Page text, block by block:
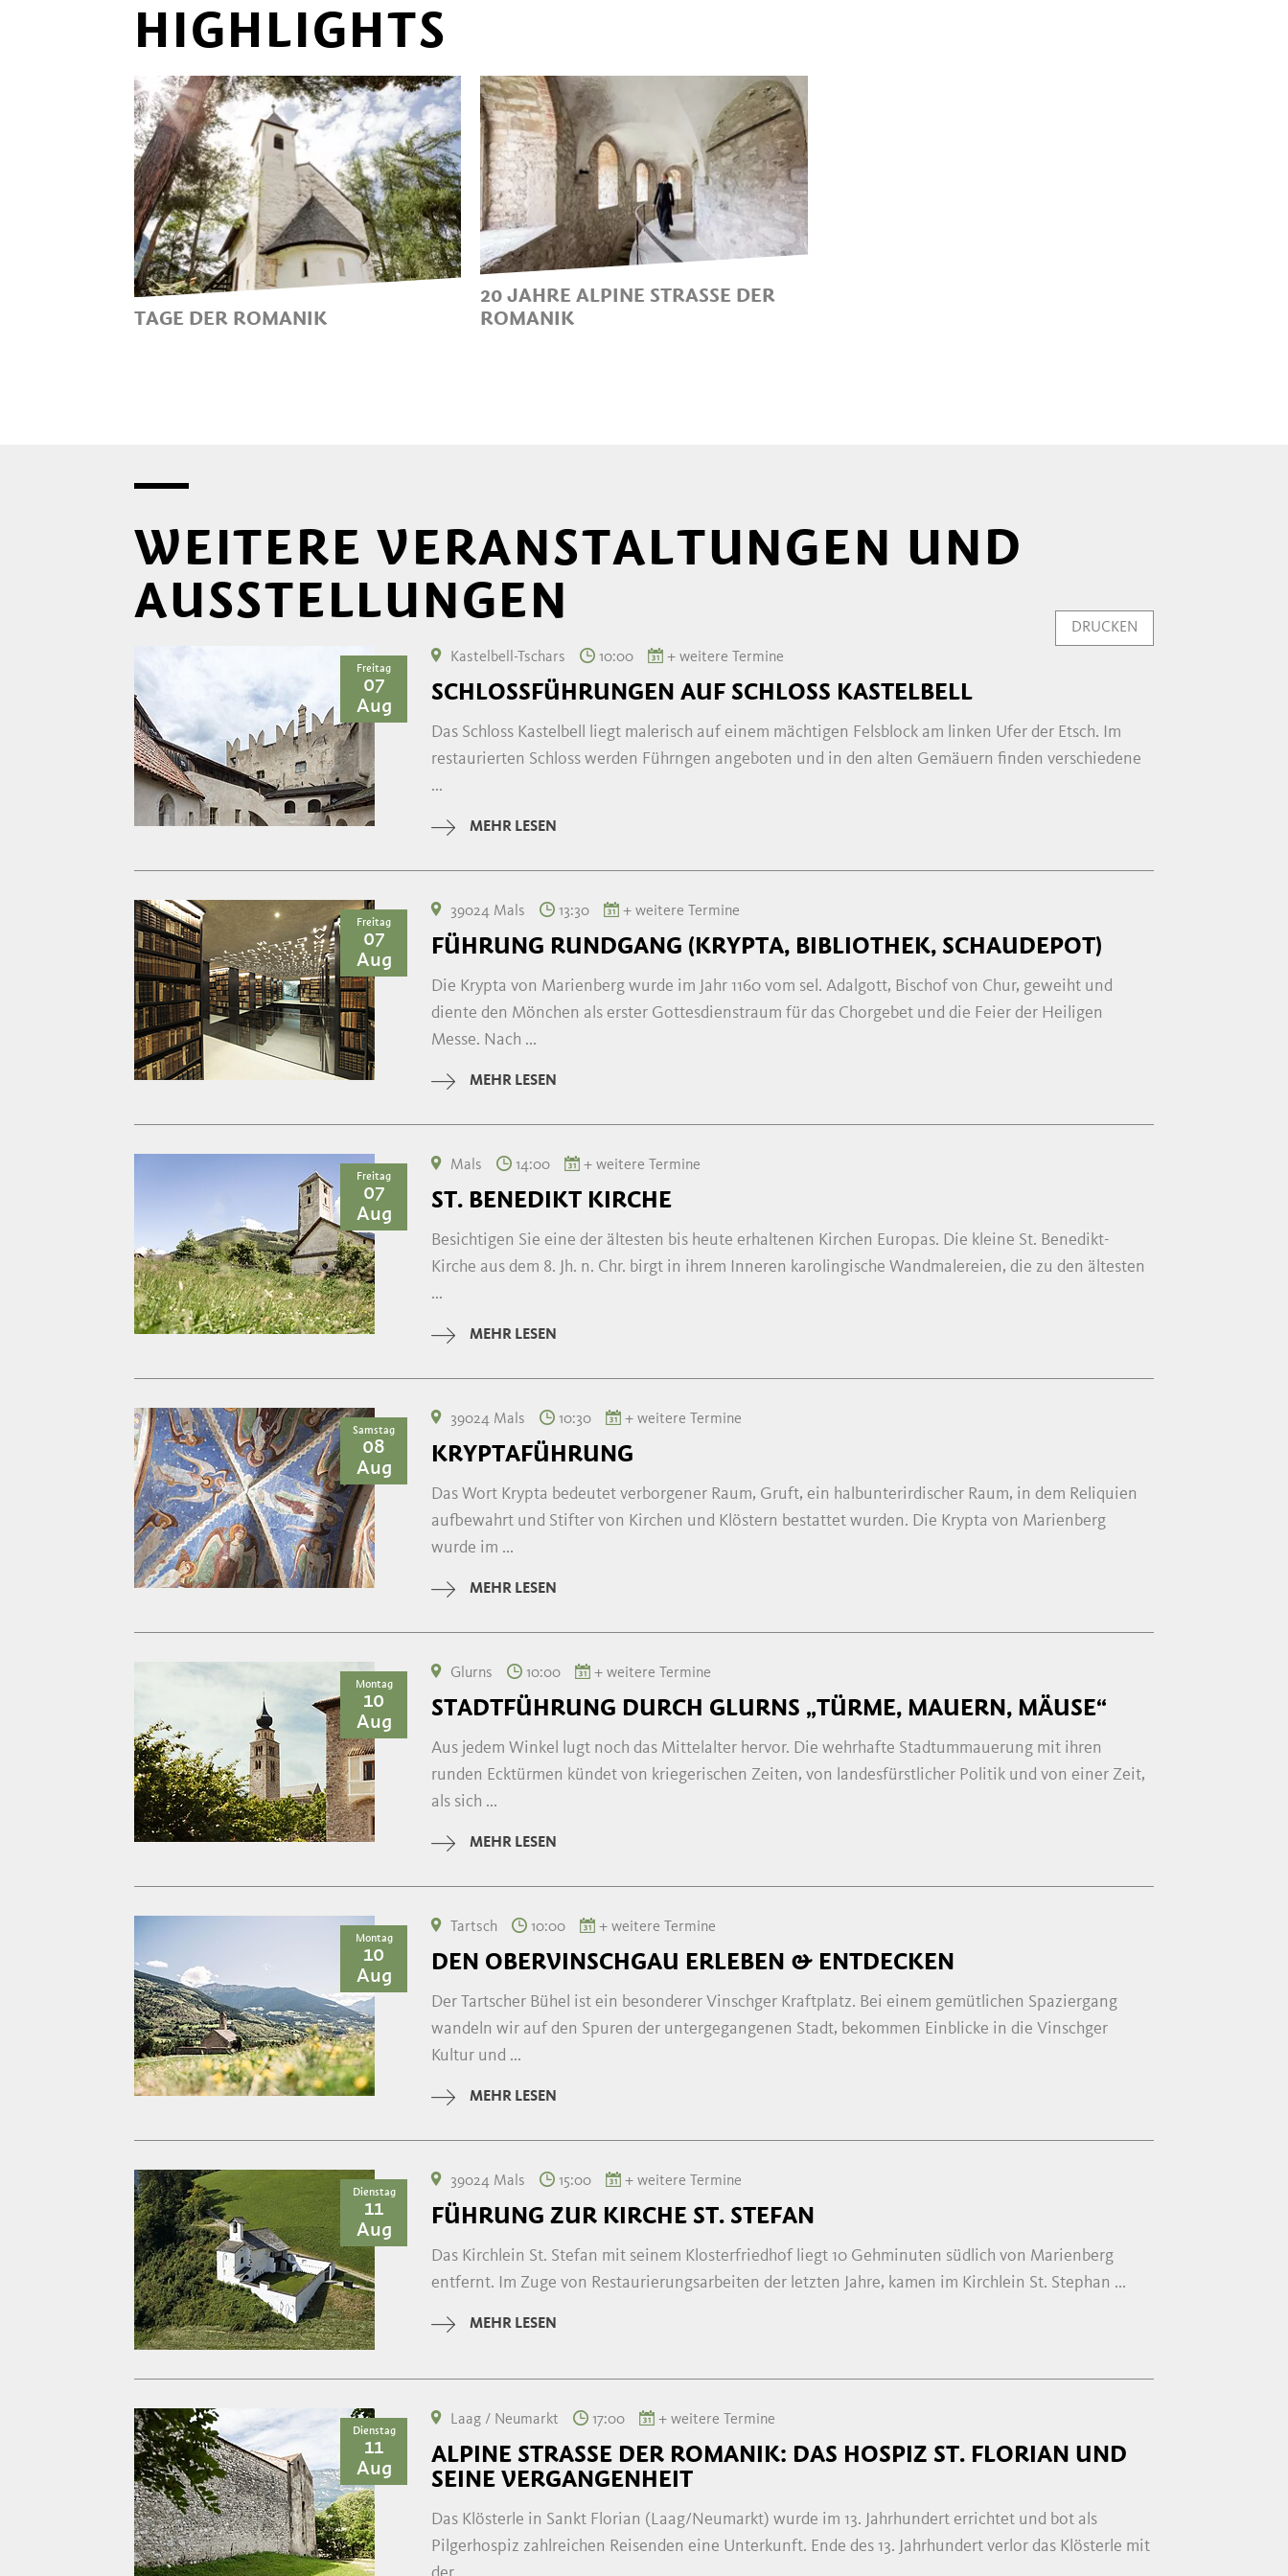
HIGHLIGHTS
TAGE DER ROMANIK
20 JAHRE ALPINE STRASSE DER R
OMANIK
WEITERE VERANSTALTUNGEN UND
AUSSTELLUNGEN
DRUCKEN
Freitag
07
Aug
Kastelbell-Tschars 10:00 + weitere Termine
SCHLOSSFÜHRUNGEN AUF SCHLOSS KASTELBELL
Das Schloss Kastelbell liegt malerisch auf einem mächtigen Felsblock am linken Ufer der Etsch. Im
restaurierten Schloss werden Führngen angeboten und in den alten Gemäuern finden verschiedene
...
MEHR LESEN
Freitag
07
Aug
39024 Mals 13:30 + weitere Termine
FÜHRUNG RUNDGANG (KRYPTA, BIBLIOTHEK, SCHAUDEPOT)
Die Krypta von Marienberg wurde im Jahr 1160 vom sel. Adalgott, Bischof von Chur, geweiht und
diente den Mönchen als erster Gottesdienstraum für das Chorgebet und die Feier der Heiligen
Messe. Nach ...
MEHR LESEN
Freitag
07
Aug
Mals 14:00 + weitere Termine
ST. BENEDIKT KIRCHE
Besichtigen Sie eine der ältesten bis heute erhaltenen Kirchen Europas. Die kleine St. Benedikt-
Kirche aus dem 8. Jh. n. Chr. birgt in ihrem Inneren karolingische Wandmalereien, die zu den ältesten
...
MEHR LESEN
Samstag
08
Aug
39024 Mals 10:30 + weitere Termine
KRYPTAFÜHRUNG
Das Wort Krypta bedeutet verborgener Raum, Gruft, ein halbunterirdischer Raum, in dem Reliquien
aufbewahrt und Stifter von Kirchen und Klöstern bestattet wurden. Die Krypta von Marienberg
wurde im ...
MEHR LESEN
Montag
10
Aug
Glurns 10:00 + weitere Termine
STADTFÜHRUNG DURCH GLURNS „TÜRME, MAUERN, MÄUSE“
Aus jedem Winkel lugt noch das Mittelalter hervor. Die wehrhafte Stadtummauerung mit ihren
runden Ecktürmen kündet von kriegerischen Zeiten, von landesfürstlicher Politik und von einer Zeit,
als sich ...
MEHR LESEN
Montag
10
Aug
Tartsch 10:00 + weitere Termine
DEN OBERVINSCHGAU ERLEBEN & ENTDECKEN
Der Tartscher Bühel ist ein besonderer Vinschger Kraftplatz. Bei einem gemütlichen Spaziergang
wandeln wir auf den Spuren der untergegangenen Stadt, bekommen Einblicke in die Vinschger
Kultur und ...
MEHR LESEN
Dienstag
11
Aug
39024 Mals 15:00 + weitere Termine
FÜHRUNG ZUR KIRCHE ST. STEFAN
Das Kirchlein St. Stefan mit seinem Klosterfriedhof liegt 10 Gehminuten südlich von Marienberg
entfernt. Im Zuge von Restaurierungsarbeiten der letzten Jahre, kamen im Kirchlein St. Stephan ...
MEHR LESEN
Dienstag
11
Aug
Laag / Neumarkt 17:00 + weitere Termine
ALPINE STRASSE DER ROMANIK: DAS HOSPIZ ST. FLORIAN UND S
EINE VERGANGENHEIT
Das Klösterle in Sankt Florian (Laag/Neumarkt) wurde im 13. Jahrhundert errichtet und bot als
Pilgerhospiz zahlreichen Reisenden eine Unterkunft. Ende des 13. Jahrhundert verlor das Klösterle mit